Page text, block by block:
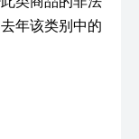
类商品的非法
年该类别中的